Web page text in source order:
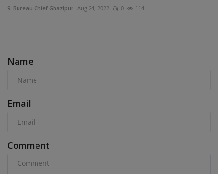
9. Bureau Chief Ghazipur Aug 24, 2022 0 114
Name
Email
Comment